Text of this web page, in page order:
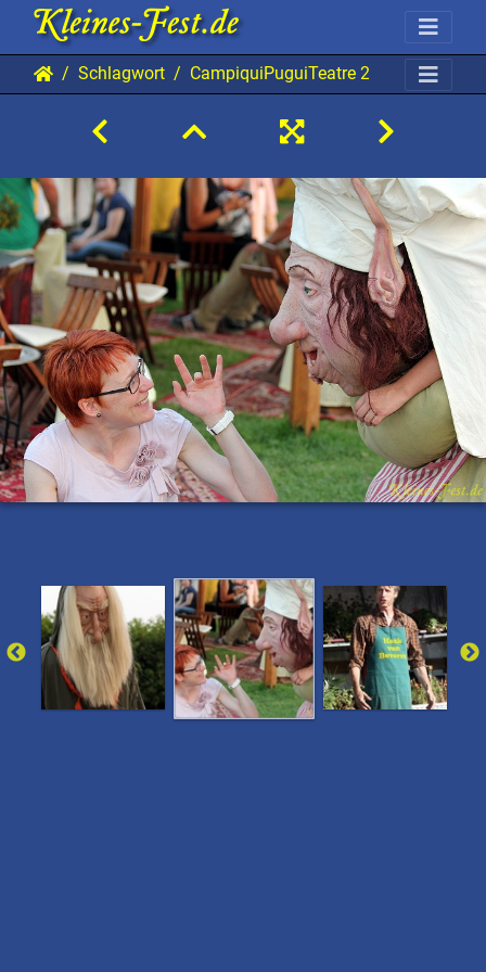
Schlagwort CampiquiPuguiTeatre 20140717 HH